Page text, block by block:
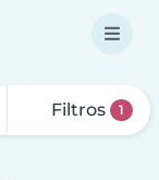
Filtros 1